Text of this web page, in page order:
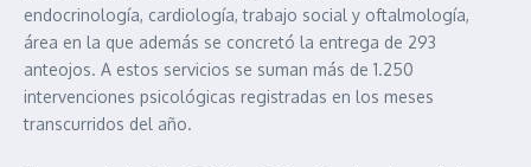
endocrinología, cardiología, trabajo social y oftalmología,
área en la que además se concretó la entrega de 293
anteojos. A estos servicios se suman más de 1.250
intervenciones psicológicas registradas en los meses
transcurridos del año.